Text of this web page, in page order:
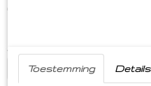
€ 24,95
Toestemming Details